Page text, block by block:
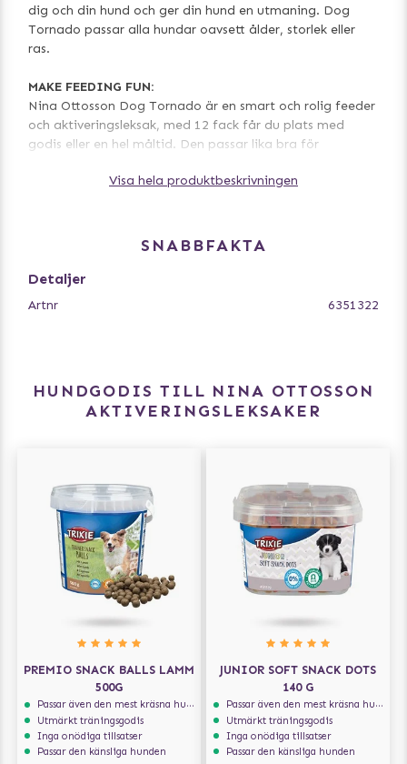
dig och din hund och ger din hund en utmaning. Dog
Tornado passar alla hundar oavsett ålder, storlek eller
ras.
MAKE FEEDING FUN:
Nina Ottosson Dog Tornado är en smart och rolig feeder
och aktiveringsleksak, med 12 fack får du plats med
godis eller en hel måltid. Den passar lika bra för
medan din hund letar efter det goda som finns gömt
en rolig utmaning.
HOW TO PLAY:
fungerar och uppmuntra till att söka efter godiset.
Hundar är smartare än man tror, man behöver bara lära
dem hur de ska göra! I början kan man låta godiset vara
synligt i vissa fack så att hunden förstår vad spelet går ut
FROZEN PUZZLE:
Blanda lite köttig hundmat eller raw food med vatten,
klicka lite i varje nedsänkning, eller lägg en
in spelet i frysen tills det är fryst. Perfekt för energiska
hundar, varmt väder eller för en extra lång spelstund.
PLAY TOGETHER:
Lämna inte hunden ensam, och låt inte hunden tugga
Visa hela produktbeskrivningen
SNABBFAKTA
Detaljer
Artnr 6351322
HUNDGODIS TILL NINA OTTOSSON
AKTIVERINGSLEKSAKER
PREMIO SNACK BALLS LAMM
500G
Passar även den mest kräsna hunden
Utmärkt träningsgodis
Inga onödiga tillsatser
Passar den känsliga hunden
JUNIOR SOFT SNACK DOTS
140 G
Passar även den mest kräsna hunden
Utmärkt träningsgodis
Inga onödiga tillsatser
Passar den känsliga hunden